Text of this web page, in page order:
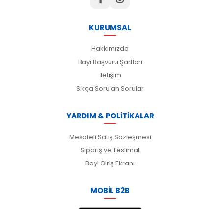
KURUMSAL
Hakkımızda
Bayi Başvuru Şartları
İletişim
Sıkça Sorulan Sorular
YARDIM & POLİTİKALAR
Mesafeli Satış Sözleşmesi
Sipariş ve Teslimat
Bayi Giriş Ekranı
MOBİL B2B